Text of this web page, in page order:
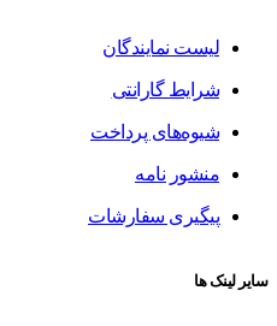
لیست نمایندگان
شرایط گارانتی
شیوه‌های پرداخت
منشور نامه
پیگیری سفارشات
سایر لینک ها